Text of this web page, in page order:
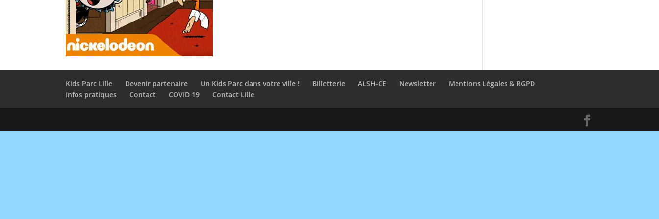
Kids Parc Lille Devenir partenaire Un Kids Parc dans votre ville ! Billetterie ALSH-CE Newsletter
Mentions Légales & RGPD
Infos pratiques
Contact COVID 19 Contact Lille